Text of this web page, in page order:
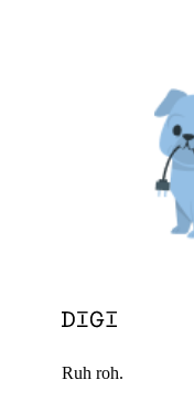
Ruh roh.